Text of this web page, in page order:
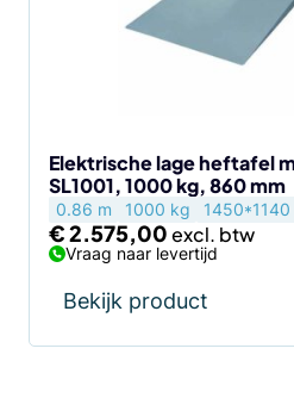
Elektrische lage heftafel
SL1001, 1000 kg, 860 mm
0.86 m 1000 kg 1450*1140
€2.575,00
Vraag naar levertijd
Bekijk product